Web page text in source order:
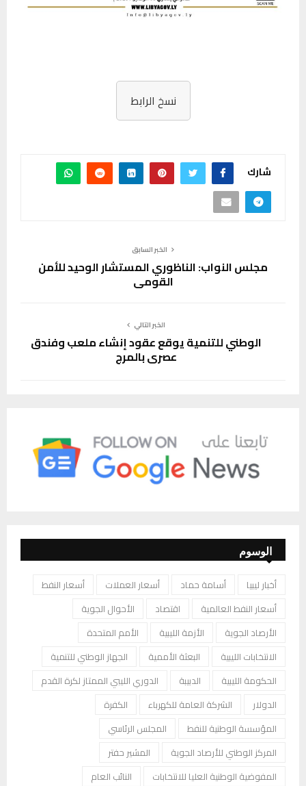
نسخ الرابط
شارك
الخبر السابق
مجلس النواب: الناظوري المستشار الوحيد للأمن
القومي
الخبر التالي
الوطني للتنمية يوقع عقود إنشاء ملعب وفندق
عصري بالمرج
الوسوم
أخبار ليبيا أسامة حماد أسعار العملات
أسعار النفط
أسعار النفط العالمية
اقتصاد
الأحوال الجوية
الأرصاد الجوية
الأزمة الليبية
الأمم المتحدة
الانتخابات الليبية
البعثة الأممية
الجهاز الوطني للتنمية
الحكومة الليبية
الدبيبة
الدوري الليبي الممتاز لكرة القدم
الدولار
الشركة العامة للكهرباء
الكفرة
المؤسسة الوطنية للنفط
المجلس الرئاسي
المركز الوطني للأرصاد الجوية
المشير حفتر
المفوضية الوطنية العليا للانتخابات
النائب العام